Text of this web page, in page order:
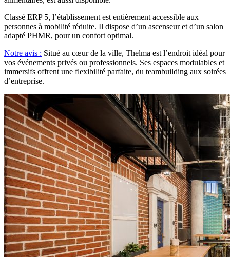
Classé ERP 5, l’établissement est entièrement accessible aux
personnes à mobilité réduite. Il dispose d’un ascenseur et d’un salon
adapté PHMR, pour un confort optimal.
Notre avis : Situé au cœur de la ville, Thelma est l’endroit idéal pour
vos événements privés ou professionnels. Ses espaces modulables et
immersifs offrent une flexibilité parfaite, du teambuilding aux soirées
d’entreprise.